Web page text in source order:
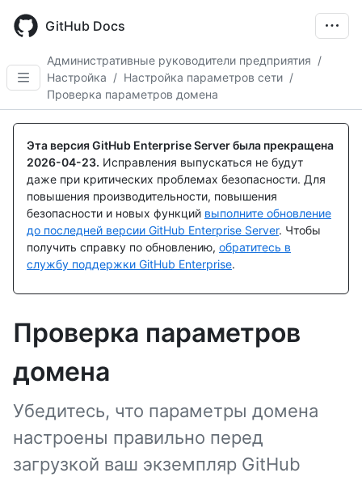
main
GitHub Docs
Административные руководители предприятия /
Настройка / Настройка параметров сети /
Проверка параметров домена
Эта версия GitHub Enterprise Server была прекращена
2026-04-23. Исправления выпускаться не будут
даже при критических проблемах безопасности. Для
повышения производительности, повышения
безопасности и новых функций выполните обновление
до последней версии GitHub Enterprise Server. Чтобы
получить справку по обновлению, обратитесь в
службу поддержки GitHub Enterprise.
Проверка параметров
домена
Убедитесь, что параметры домена
настроены правильно перед
загрузкой ваш экземпляр GitHub